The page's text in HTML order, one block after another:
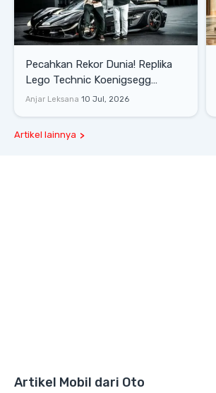
Pecahkan Rekor Dunia! Replika
Lego Technic Koenigsegg
Sadair's Spear Ukuran Asli Sukses
Anjar Leksana 10 Jul, 2026
Artikel lainnya
Artikel Mobil dari Oto